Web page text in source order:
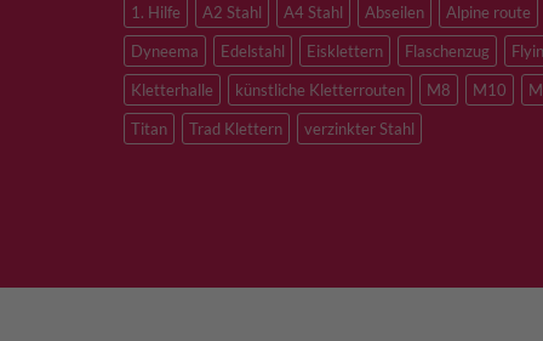
1. Hilfe A2 Stahl A4 Stahl Abseilen Alpine route
Dyneema
Edelstahl Eisklettern Flaschenzug
Kletterhalle
künstliche Kletterrouten M8 M10
Titan
Trad Klettern verzinkter Stahl